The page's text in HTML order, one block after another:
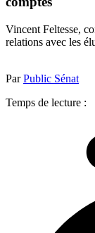
Vincent Feltesse,
relations avec les
ParPublic Sénat
Temps de lecture :